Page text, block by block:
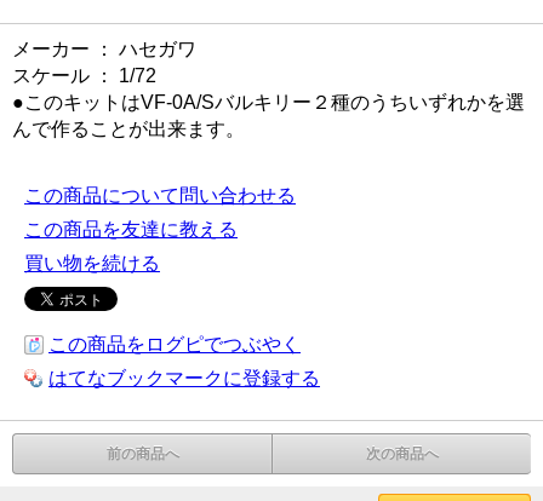
メーカー ： ハセガワ
スケール ： 1/72
●このキットはVF-0A/Sバルキリー２種のうちいずれかを選
んで作ることが出来ます。
この商品について問い合わせる
この商品を友達に教える
買い物を続ける
この商品をログピでつぶやく
はてなブックマークに登録する
前の商品へ 次の商品へ